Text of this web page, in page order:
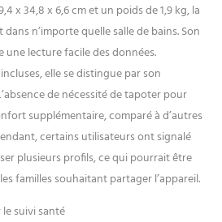
qui affiche simultanément
des données essentielles
telles que la masse grasse, la
masse musculaire, l'eau
corporelle, l'IMC, la masse
osseuse et la graisse
viscérale. Grâce à la mesure
en temps réel et aux
analyses de tendances,
l'affichage garantit une
lecture facile, rendant ainsi
votre parcours fitness plus
x 34,8 x 6,6 cm et un poids de 1,9 kg, la
n’importe quelle salle de bains. Son
une lecture facile des données.
elle se distingue par son
de nécessité de tapoter pour
supplémentaire, comparé à d’autres
certains utilisateurs ont signalé
plusieurs profils, ce qui pourrait être
familles souhaitant partager l’appareil.
suivi santé